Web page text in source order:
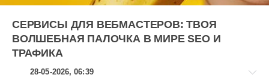
СЕРВИСЫ ДЛЯ ВЕБМАСТЕРОВ: ТВОЯ
ВОЛШЕБНАЯ ПАЛОЧКА В МИРЕ SEO И
ТРАФИКА
28-05-2026, 06:39